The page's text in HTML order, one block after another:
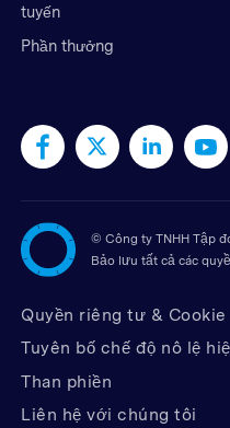
tuyến
Phần thưởng
© Công ty TNHH Tập
Bảo lưu tất cả các
Quyền riêng tư & Cookie
Tuyên bố chế độ nô lệ
Than phiền
Liên hệ với chúng tôi